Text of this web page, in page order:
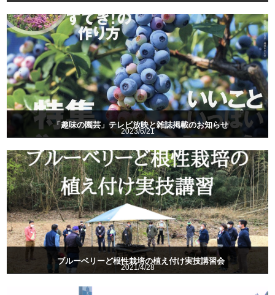
「趣味の園芸」テレビ放映と雑誌掲載のお知らせ
2023/6/21
ブルーベリーど根性栽培の植え付け実技講習会
2021/4/28